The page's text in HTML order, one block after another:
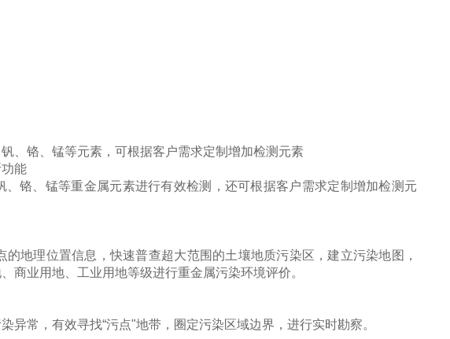
、铬、锰等元素，可根据客户需求定制增加检测元素
能
铬、锰等重金属元素进行有效检测，还可根据客户需求定制增加检测元
地理位置信息，快速普查超大范围的土壤地质污染区，建立污染地图，
商业用地、工业用地等级进行重金属污染环境评价。
常，有效寻找“污点"地带，圈定污染区域边界，进行实时勘察。